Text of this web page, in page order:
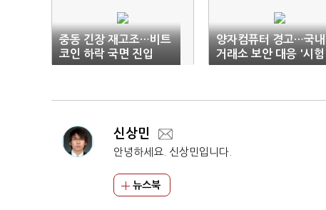
중동 긴장 재고조…비트
코인 하락 국면 진입
양자컴퓨터 경고…국내
거래소 보안 대응 '시험
대'
신상민
안녕하세요. 신상민입니다.
뉴스북